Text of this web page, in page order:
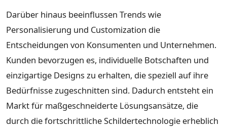
Darüber hinaus beeinflussen Trends wie
Personalisierung und Customization die
Entscheidungen von Konsumenten und Unternehmen.
Kunden bevorzugen es, individuelle Botschaften und
einzigartige Designs zu erhalten, die speziell auf ihre
Bedürfnisse zugeschnitten sind. Dadurch entsteht ein
Markt für maßgeschneiderte Lösungsansätze, die
durch die fortschrittliche Schildertechnologie erheblich